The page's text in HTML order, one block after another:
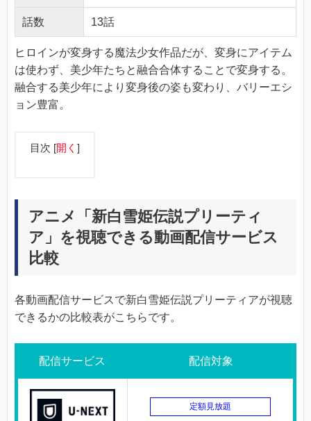
話数 13話
ヒロインが変身する魔法少女作品だが、変身にアイテム
は使わず、美少年たちと融合合体することで変身する。
融合する美少年により変身後の姿も変わり、バリーエシ
ョン豊富。
目次 [開く ]
アニメ「新白雪姫伝説プリーティ
ア」を視聴できる動画配信サービス
比較
各動画配信サービスで新白雪姫伝説プリーティアが視聴
できるかの比較表がこちらです。
配信サービス 配信対象
定額見放題